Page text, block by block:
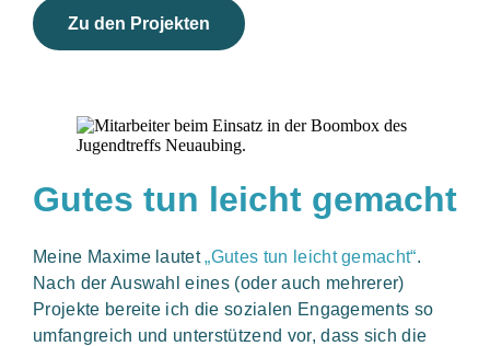
Zu den Projekten
Gutes tun leicht gemacht
Meine Maxime lautet„Gutes tun leicht gemacht“.
Nach der Auswahl eines (oder auch mehrerer)
Projekte bereite ich die sozialen Engagements so
umfangreich und unterstützend vor, dass sich die